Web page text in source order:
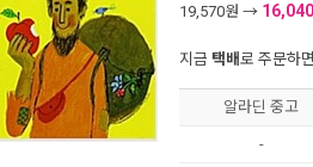
19,570원 →
지금 택배로 주문하면
알라딘 중고
-